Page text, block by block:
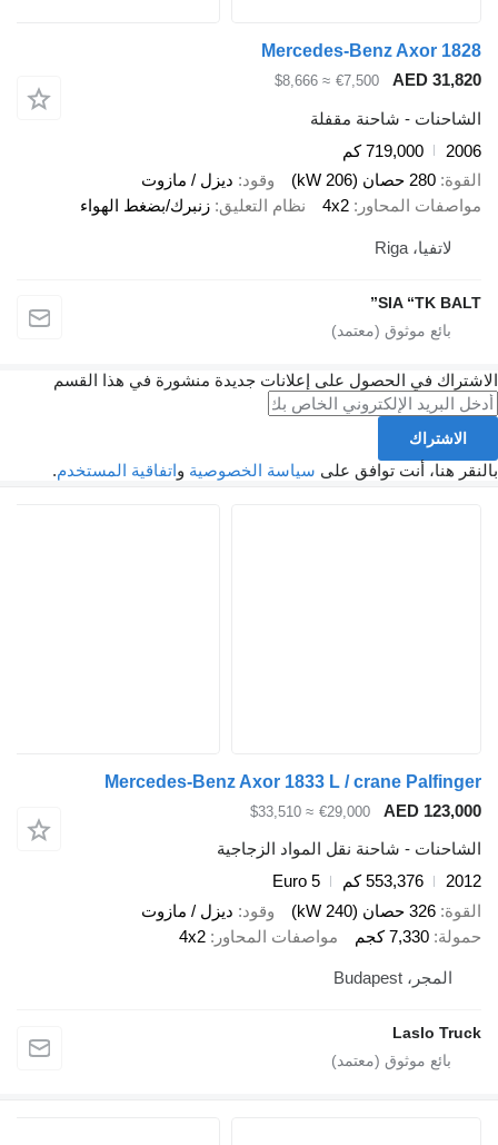
Mercedes-Benz Axor 1828
AED 31,820
€7,500
≈ $8,666
الشاحنات - شاحنة مقفلة
2006
719,000 كم
القوة 280 حصان (206 kW) وقود ديزل / مازوت
مواصفات المحاور
4x2 نظام التعليق زنبرك/بضغط الهواء
لاتفيا، Riga
SIA “TK BALT”
الاشتراك في الحصول على إعلانات جديدة منشورة في هذا القسم
الاشتراك
بالنقر هنا، أنت توافق على سياسة الخصوصية واتفاقية المستخدم.
Mercedes-Benz Axor 1833 L / crane Palfinger
AED 123,000
€29,000
≈ $33,510
الشاحنات - شاحنة نقل المواد الزجاجية
2012
553,376 كم
Euro 5
القوة 326 حصان (240 kW) وقود ديزل / مازوت
حمولة 7,330 كجم مواصفات المحاور 4x2
المجر، Budapest
Laslo Truck